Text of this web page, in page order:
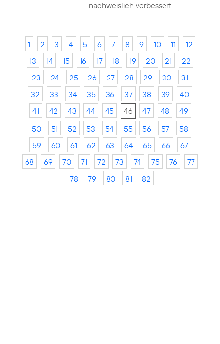
nachweislich verbessert.
1 2 3 4 5 6 7 8 9 10 11
12
13
14 15 16 17 18 19 20 21
22
23
24 25 26 27 28 29 30
31
32
33 34 35 36 37 38 39
40
41
42 43 44 45 46 47 48
49
50
51 52 53 54 55 56 57
58
59
60 61 62 63 64 65 66
67
68
69 70 71 72 73 74 75 76
77
78
79 80 81 82